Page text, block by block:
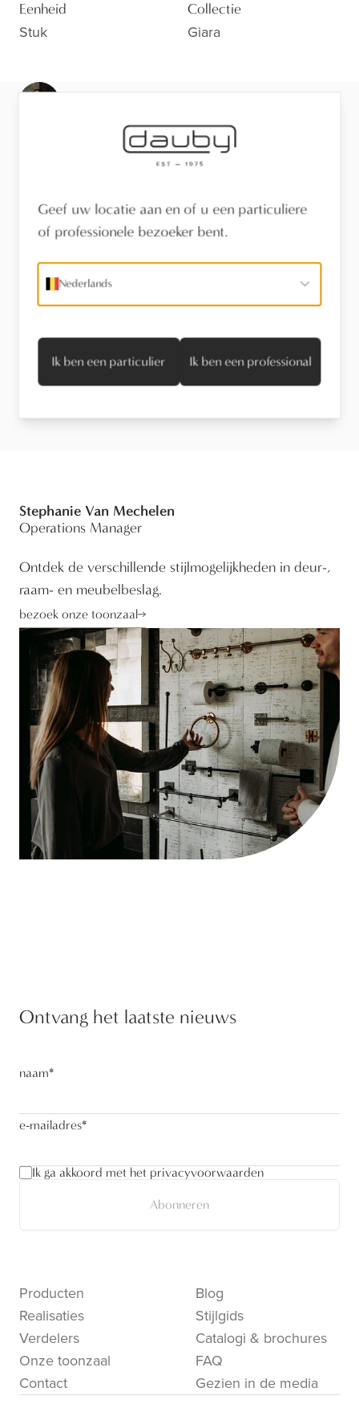
Eenheid
Stuk
Collectie
Giara
Bekijk de afwerking van dichtbij, laat je adviseren of
vind een verdeler in je buurt.
Bezoek de toonzaal
Stel een vraag
Technische informatie
Stephanie Van Mechelen
Operations Manager
Ontdek de verschillende stijlmogelijkheden in deur-,
raam- en meubelbeslag.
bezoek onze toonzaal
Ontvang het laatste nieuws
naam*
e-mailadres*
Ik ga akkoord met het privacyvoorwaarden
Abonneren
Producten
Realisaties
Verdelers
Onze toonzaal
Contact
Blog
Stijlgids
Catalogi & brochures
FAQ
Gezien in de media
Geef uw locatie aan en of u een particuliere
of professionele bezoeker bent.
Nederlands
Ik ben een particulier Ik ben een professional